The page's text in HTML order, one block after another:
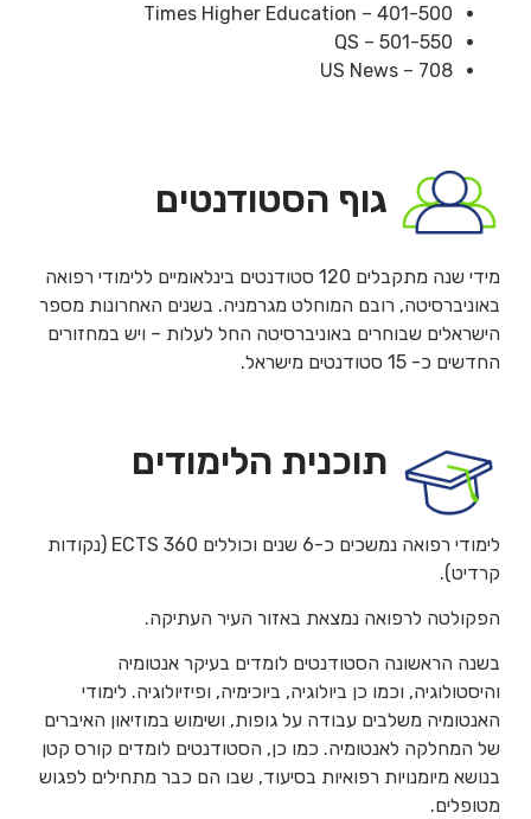
Times Higher Education – 401-500
QS – 501-550
US News – 708
גוף הסטודנטים
מידי שנה מתקבלים 120 סטודנטים בינלאומיים ללימודי רפואה
באוניברסיטה, רובם המוחלט מגרמניה. בשנים האחרונות מספר
הישראלים שבוחרים באוניברסיטה החל לעלות – ויש במחזורים
החדשים כ- 15 סטודנטים מישראל.
תוכנית הלימודים
לימודי רפואה נמשכים כ-6 שנים וכוללים 360 ECTS (נקודות
קרדיט).
הפקולטה לרפואה נמצאת באזור העיר העתיקה.
בשנה הראשונה הסטודנטים לומדים בעיקר אנטומיה
והיסטולוגיה, וכמו כן ביולוגיה, ביוכימיה, ופיזיולוגיה. לימודי
האנטומיה משלבים עבודה על גופות, ושימוש במוזיאון האיברים
של המחלקה לאנטומיה. כמו כן, הסטודנטים לומדים קורס קטן
בנושא מיומנויות רפואיות בסיעוד, שבו הם כבר מתחילים לפגוש
מטופלים.